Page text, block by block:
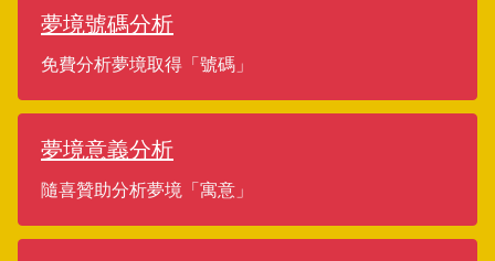
夢境號碼分析
免費分析夢境取得「號碼」
夢境意義分析
隨喜贊助分析夢境「寓意」